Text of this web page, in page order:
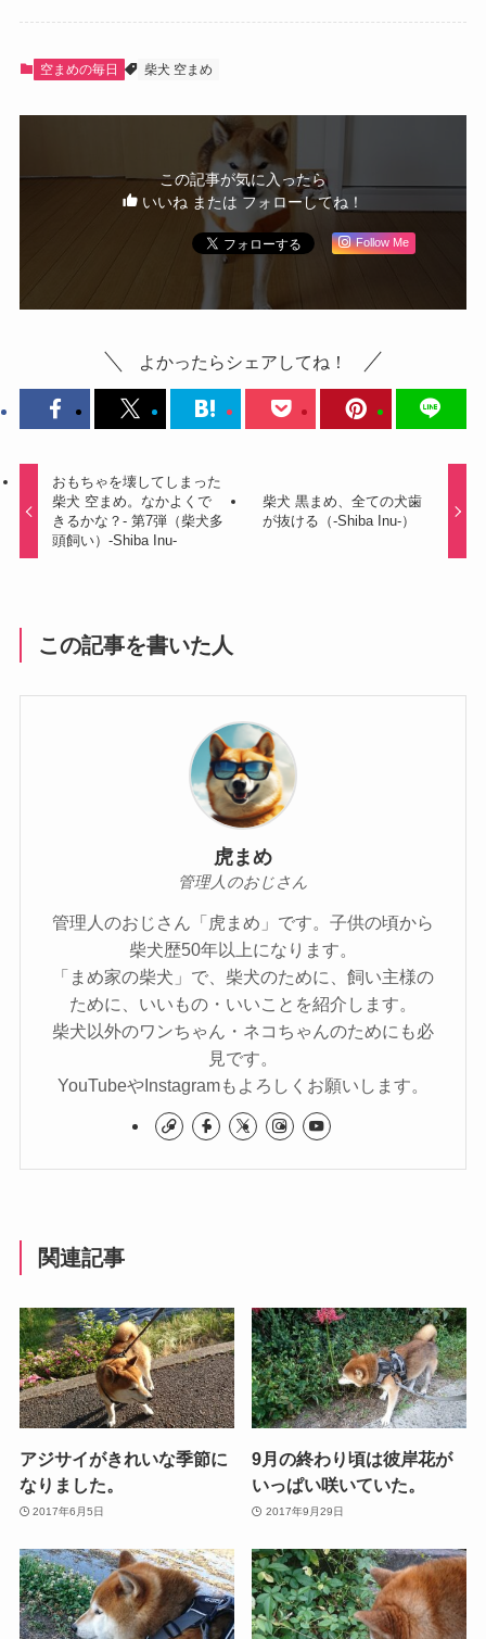
空まめの毎日 柴犬 空まめ
この記事が気に入ったら
いいね または フォローしてね！
Follow Me
よかったらシェアしてね！
おもちゃを壊してしまった
柴犬 空まめ。なかよくで
きるかな？- 第7弾（柴犬多
頭飼い）-Shiba Inu-
柴犬 黒まめ、全ての犬歯
が抜ける（-Shiba Inu-）
この記事を書いた人
虎まめ
管理人のおじさん
管理人のおじさん「虎まめ」です。子供の頃から
柴犬歴50年以上になります。
「まめ家の柴犬」で、柴犬のために、飼い主様の
ために、いいもの・いいことを紹介します。
柴犬以外のワンちゃん・ネコちゃんのためにも必
見です。
YouTubeやInstagramもよろしくお願いします。
関連記事
アジサイがきれいな季節に
なりました。
2017年6月5日
9月の終わり頃は彼岸花が
いっぱい咲いていた。
2017年9月29日